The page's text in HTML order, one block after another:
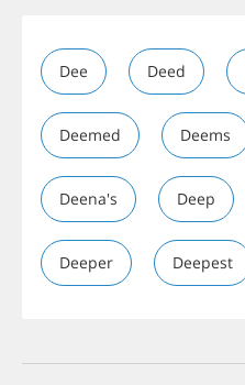
Dee Deed
Deemed Deems
Deena's Deep
Deeper Deepest